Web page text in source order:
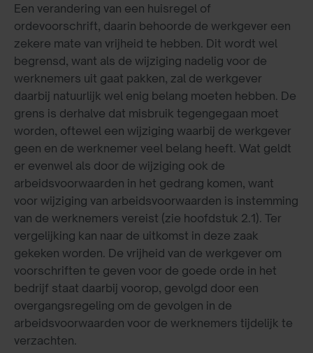
Een verandering van een huisregel of
ordevoorschrift, daarin behoorde de werkgever een
zekere mate van vrijheid te hebben. Dit wordt wel
begrensd, want als de wijziging nadelig voor de
werknemers uit gaat pakken, zal de werkgever
daarbij natuurlijk wel enig belang moeten hebben. De
grens is derhalve dat misbruik tegengegaan moet
worden, oftewel een wijziging waarbij de werkgever
geen en de werknemer veel belang heeft. Wat geldt
er evenwel als door de wijziging ook de
arbeidsvoorwaarden in het gedrang komen, want
voor wijziging van arbeidsvoorwaarden is instemming
van de werknemers vereist (zie hoofdstuk 2.1). Ter
vergelijking kan naar de uitkomst in deze zaak
gekeken worden. De vrijheid van de werkgever om
voorschriften te geven voor de goede orde in het
bedrijf staat daarbij voorop, gevolgd door een
overgangsregeling om de gevolgen in de
arbeidsvoorwaarden voor de werknemers tijdelijk te
verzachten.